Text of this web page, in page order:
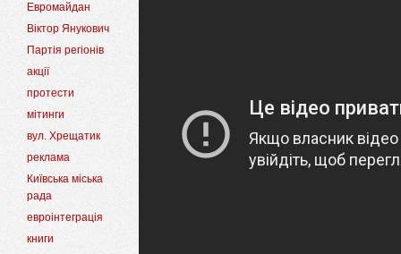
Евромайдан
Віктор Янукович
Партія регіонів
акції
протести
мітинги
вул. Хрещатик
реклама
Київська міська
рада
евроінтеграція
книги